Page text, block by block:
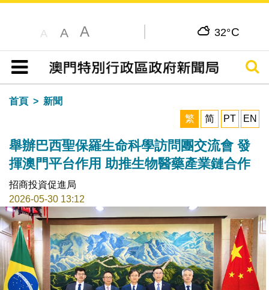
A A A 32°C
目錄
搜尋
首頁
新聞
繁
简 PT EN
舉辦巴西聖保羅生命科學訪問團交流會 發
揮澳門平台作用 助推生物醫藥產業鏈合作
招商投資促進局
2026-05-30 13:12